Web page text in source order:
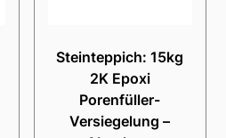
Steinteppich: 15kg
2K Epoxi
Porenfüller-
Versiegelung –